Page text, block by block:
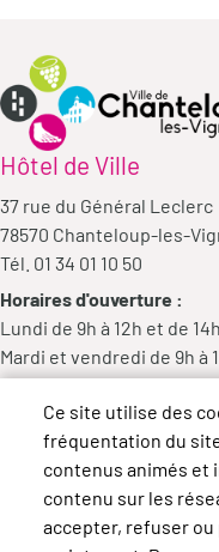
Hôtel de Ville
37 rue du Général Leclerc
78570 Chanteloup-les-
Tél. 01 34 01 10 50
Horaires d'ouverture :
Lundi de 9h à 12h et de
Mardi et vendredi de 9h à
Mercredi de 9h à 12h et de
Jeudi de 14h à 17h
Ce site utilise des
fréquentation du
contenus animés et
contenu sur les
accepter, refuser